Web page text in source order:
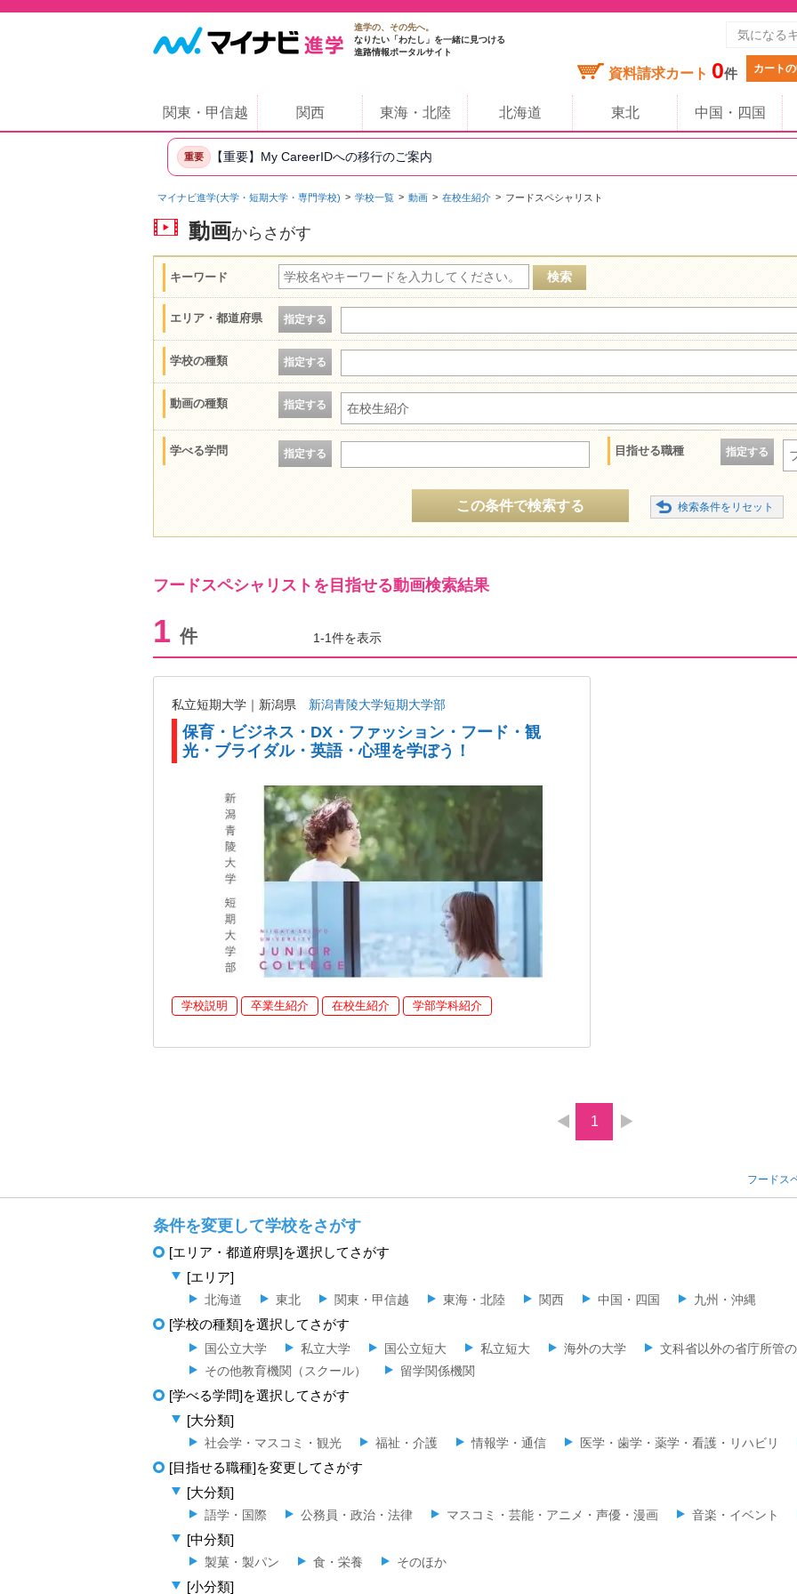
進学の、その先へ。
なりたい「わたし」を一緒に見つける
進路情報ポータルサイト
資料請求カート 0件 カート
関東・甲信越 関西 東海・北陸 北海道 東北 中国・四国
重要 【重要】My CareerIDへの移行のご案内
マイナビ進学(大学・短期大学・専門学校) 学校一覧 動画 在校生紹介 フードスペシャリスト
動画からさがす
キーワード
エリア・都道府県 指定する
学校の種類 指定する
動画の種類 指定する 在校生紹介
学べる学問 指定する 目指せる職種 指定する
この条件で検索する
フードスペシャリストを目指せる動画検索結果
1 件 1-1件を表示
私立短期大学｜新潟県 新潟青陵大学短期大学部
保育・ビジネス・DX・ファッション・フード・観
光・ブライダル・英語・心理を学ぼう！
学校説明 卒業生紹介 在校生紹介 学部学科紹介
1
フードス
条件を変更して学校をさがす
[エリア・都道府県]を選択してさがす
[エリア]
北海道 東北 関東・甲信越 東海・北陸 関西 中国・四国 九州・沖縄
[学校の種類]を選択してさがす
国公立大学 私立大学 国公立短大 私立短大 海外の大学 文科省以外の省庁所管
その他教育機関（スクール）
留学関係機関
[学べる学問]を選択してさがす
[大分類]
社会学・マスコミ・観光 福祉・介護 情報学・通信 医学・歯学・薬学・看護・リハビリ
[目指せる職種]を変更してさがす
[大分類]
語学・国際 公務員・政治・法律 マスコミ・芸能・アニメ・声優・漫画 音楽・イベント
[中分類]
製菓・製パン 食・栄養 そのほか
[小分類]